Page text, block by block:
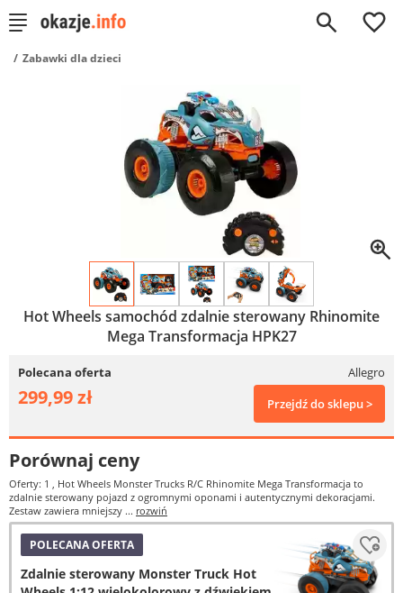
0
Zabawki dla dzieci
Hot Wheels samochód zdalnie sterowany Rhinomite
Mega Transformacja HPK27
Polecana oferta Allegro
299,99 zł Przejdź do sklepu >
Porównaj ceny
Oferty: 1 , Hot Wheels Monster Trucks R/C Rhinomite Mega Transformacja to
zdalnie sterowany pojazd z ogromnymi oponami i autentycznymi dekoracjami.
Zestaw zawiera mniejszy ... rozwiń
POLECANA OFERTA
Zdalnie sterowany Monster Truck Hot